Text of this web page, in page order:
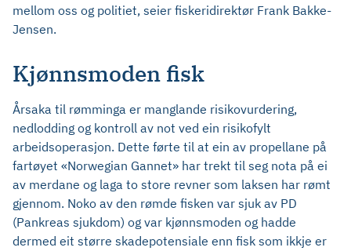
mellom oss og politiet, seier fiskeridirektør Frank Bakke-
Jensen.
Kjønnsmoden fisk
Årsaka til rømminga er manglande risikovurdering,
nedlodding og kontroll av not ved ein risikofylt
arbeidsoperasjon. Dette førte til at ein av propellane på
fartøyet «Norwegian Gannet» har trekt til seg nota på ei
av merdane og laga to store revner som laksen har rømt
gjennom. Noko av den rømde fisken var sjuk av PD
(Pankreas sjukdom) og var kjønnsmoden og hadde
dermed eit større skadepotensiale enn fisk som ikkje er